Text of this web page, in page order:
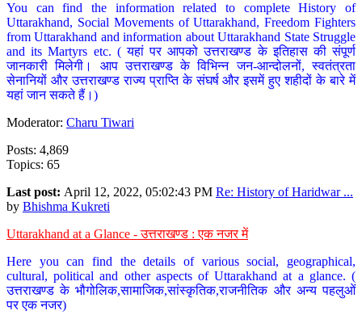
You can find the information related to complete History of
Uttarakhand, Social Movements of Uttarakhand, Freedom Fighters
from Uttarakhand and information about Uttarakhand State Struggle
and its Martyrs etc. ( यहां पर आपको उत्तराखण्ड के इतिहास की संपूर्ण
जानकारी मिलेगी। आप उत्तराखण्ड के विभिन्न जन-आन्दोलनों, स्वतंत्रता
सेनानियों और उत्तराखण्ड राज्य प्राप्ति के संघर्ष और इसमें हुए शहीदों के बारे में
यहां जान सकते हैं।)
Moderator: Charu Tiwari
Posts: 4,869
Topics: 65
Last post: April 12, 2022, 05:02:43 PM Re: History of Haridwar ...
by Bhishma Kukreti
Uttarakhand at a Glance - उत्तराखण्ड : एक नजर में
Here you can find the details of various social, geographical,
cultural, political and other aspects of Uttarakhand at a glance. (
उत्तराखण्ड के भौगोलिक,सामाजिक,सांस्कृतिक,राजनीतिक और अन्य पहलुओं
पर एक नजर)